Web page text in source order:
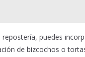
repostería, puedes
de bizcochos o